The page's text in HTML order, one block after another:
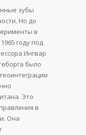
зубы
Но до
в
году под
Ингвар
было
Это
в
Она